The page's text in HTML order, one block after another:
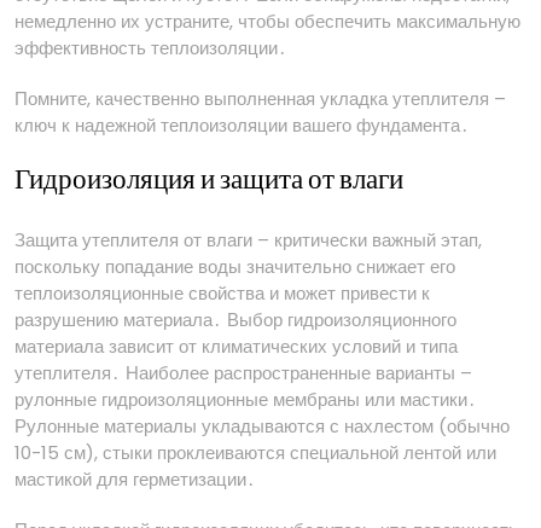
немедленно их устраните, чтобы обеспечить максимальную
эффективность теплоизоляции․
Помните, качественно выполненная укладка утеплителя –
ключ к надежной теплоизоляции вашего фундамента․
Гидроизоляция и защита от влаги
Защита утеплителя от влаги – критически важный этап,
поскольку попадание воды значительно снижает его
теплоизоляционные свойства и может привести к
разрушению материала․ Выбор гидроизоляционного
материала зависит от климатических условий и типа
утеплителя․ Наиболее распространенные варианты –
рулонные гидроизоляционные мембраны или мастики․
Рулонные материалы укладываются с нахлестом (обычно
10-15 см), стыки проклеиваются специальной лентой или
мастикой для герметизации․